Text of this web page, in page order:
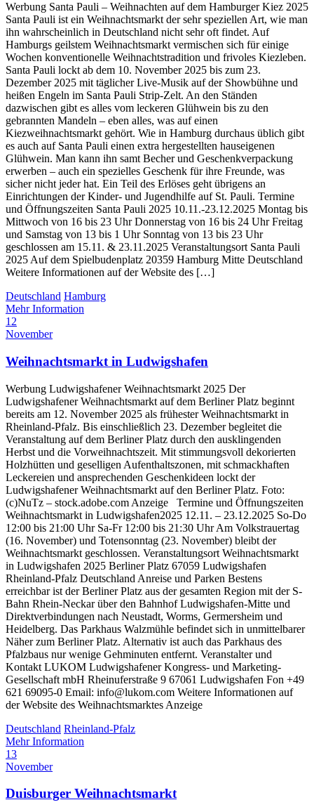
Werbung Santa Pauli – Weihnachten auf dem Hamburger Kiez 2025
Santa Pauli ist ein Weihnachtsmarkt der sehr speziellen Art, wie man
ihn wahrscheinlich in Deutschland nicht sehr oft findet. Auf
Hamburgs geilstem Weihnachtsmarkt vermischen sich für einige
Wochen konventionelle Weihnachtstradition und frivoles Kiezleben.
Santa Pauli lockt ab dem 10. November 2025 bis zum 23.
Dezember 2025 mit täglicher Live-Musik auf der Showbühne und
heißen Engeln im Santa Pauli Strip-Zelt. An den Ständen
dazwischen gibt es alles vom leckeren Glühwein bis zu den
gebrannten Mandeln – eben alles, was auf einen
Kiezweihnachtsmarkt gehört. Wie in Hamburg durchaus üblich gibt
es auch auf Santa Pauli einen extra hergestellten hauseigenen
Glühwein. Man kann ihn samt Becher und Geschenkverpackung
erwerben – auch ein spezielles Geschenk für ihre Freunde, was
sicher nicht jeder hat. Ein Teil des Erlöses geht übrigens an
Einrichtungen der Kinder- und Jugendhilfe auf St. Pauli. Termine
und Öffnungszeiten Santa Pauli 2025 10.11.-23.12.2025 Montag bis
Mittwoch von 16 bis 23 Uhr Donnerstag von 16 bis 24 Uhr Freitag
und Samstag von 13 bis 1 Uhr Sonntag von 13 bis 23 Uhr
geschlossen am 15.11. & 23.11.2025 Veranstaltungsort Santa Pauli
2025 Auf dem Spielbudenplatz 20359 Hamburg Mitte Deutschland
Weitere Informationen auf der Website des […]
Deutschland Hamburg
Mehr Information
12
November
Weihnachtsmarkt in Ludwigshafen
Werbung Ludwigshafener Weihnachtsmarkt 2025 Der
Ludwigshafener Weihnachtsmarkt auf dem Berliner Platz beginnt
bereits am 12. November 2025 als frühester Weihnachtsmarkt in
Rheinland-Pfalz. Bis einschließlich 23. Dezember begleitet die
Veranstaltung auf dem Berliner Platz durch den ausklingenden
Herbst und die Vorweihnachtszeit. Mit stimmungsvoll dekorierten
Holzhütten und geselligen Aufenthaltszonen, mit schmackhaften
Leckereien und ansprechenden Geschenkideen lockt der
Ludwigshafener Weihnachtsmarkt auf den Berliner Platz. Foto:
(c)NuTz – stock.adobe.com Anzeige Termine und Öffnungszeiten
Weihnachtsmarkt in Ludwigshafen2025 12.11. – 23.12.2025 So-Do
12:00 bis 21:00 Uhr Sa-Fr 12:00 bis 21:30 Uhr Am Volkstrauertag
(16. November) und Totensonntag (23. November) bleibt der
Weihnachtsmarkt geschlossen. Veranstaltungsort Weihnachtsmarkt
in Ludwigshafen 2025 Berliner Platz 67059 Ludwigshafen
Rheinland-Pfalz Deutschland Anreise und Parken Bestens
erreichbar ist der Berliner Platz aus der gesamten Region mit der S-
Bahn Rhein-Neckar über den Bahnhof Ludwigshafen-Mitte und
Direktverbindungen nach Neustadt, Worms, Germersheim und
Heidelberg. Das Parkhaus Walzmühle befindet sich in unmittelbarer
Näher zum Berliner Platz. Alternativ ist auch das Parkhaus des
Pfalzbaus nur wenige Gehminuten entfernt. Veranstalter und
Kontakt LUKOM Ludwigshafener Kongress- und Marketing-
Gesellschaft mbH Rheinuferstraße 9 67061 Ludwigshafen Fon +49
621 69095-0 Email: info@lukom.com Weitere Informationen auf
der Website des Weihnachtsmarktes Anzeige
Deutschland Rheinland-Pfalz
Mehr Information
13
November
Duisburger Weihnachtsmarkt